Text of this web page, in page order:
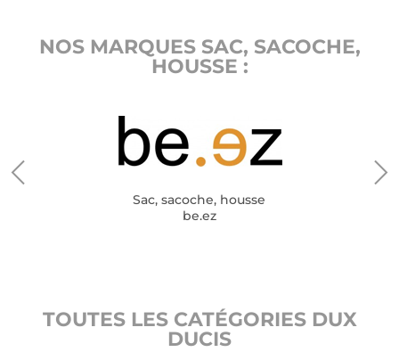
NOS MARQUES SAC, SACOCHE,
HOUSSE :
Sac, sacoche, housse
be.ez
TOUTES LES CATÉGORIES DUX
DUCIS